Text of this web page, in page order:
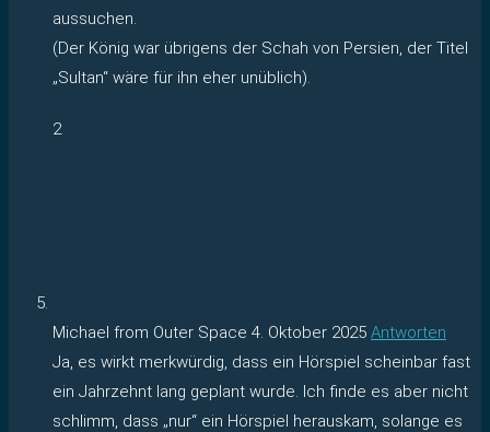
aussuchen.
(Der König war übrigens der Schah von Persien, der Titel
„Sultan“ wäre für ihn eher unüblich).
2
Michael from Outer Space 4. Oktober 2025 Antworten
Ja, es wirkt merkwürdig, dass ein Hörspiel scheinbar fast
ein Jahrzehnt lang geplant wurde. Ich finde es aber nicht
schlimm, dass „nur“ ein Hörspiel herauskam, solange es